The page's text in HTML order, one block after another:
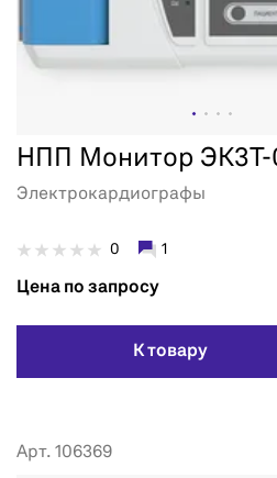
НПП Монитор ЭК3Т-
Электрокардиографы
0 1
Цена по запросу
К товару
Арт. 106369